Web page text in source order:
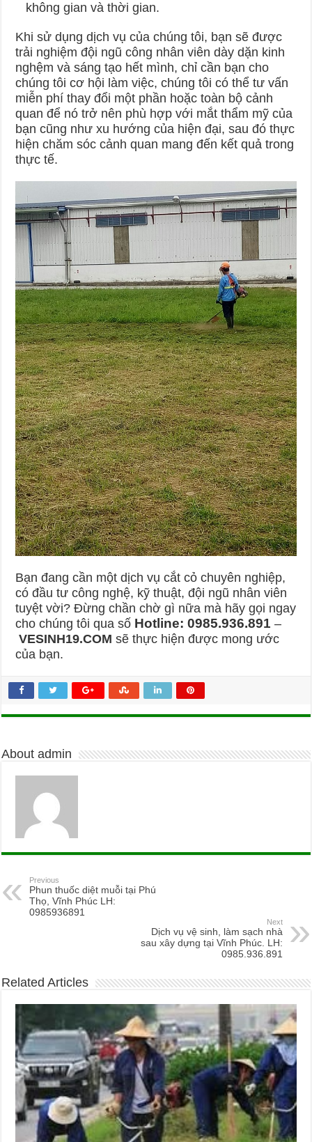
không gian và thời gian.
Khi sử dụng dịch vụ của chúng tôi, bạn sẽ được
trải nghiệm đội ngũ công nhân viên dày dặn kinh
nghệm và sáng tạo hết mình, chỉ cần bạn cho
chúng tôi cơ hội làm việc, chúng tôi có thể tư vấn
miễn phí thay đổi một phần hoặc toàn bộ cảnh
quan để nó trở nên phù hợp với mắt thẩm mỹ của
bạn cũng như xu hướng của hiện đại, sau đó thực
hiện chăm sóc cảnh quan mang đến kết quả trong
thực tế.
Bạn đang cần một dịch vụ cắt cỏ chuyên nghiệp,
có đầu tư công nghệ, kỹ thuật, đội ngũ nhân viên
tuyệt vời? Đừng chần chờ gì nữa mà hãy gọi ngay
cho chúng tôi qua số Hotline: 0985.936.891 –
VESINH19.COM sẽ thực hiện được mong ước
của bạn.
About admin
Previous
Phun thuốc diệt muỗi tại Phú
Thọ, Vĩnh Phúc LH:
0985936891
Next
Dịch vụ vệ sinh, làm sạch nhà
sau xây dựng tại Vĩnh Phúc. LH:
0985.936.891
Related Articles